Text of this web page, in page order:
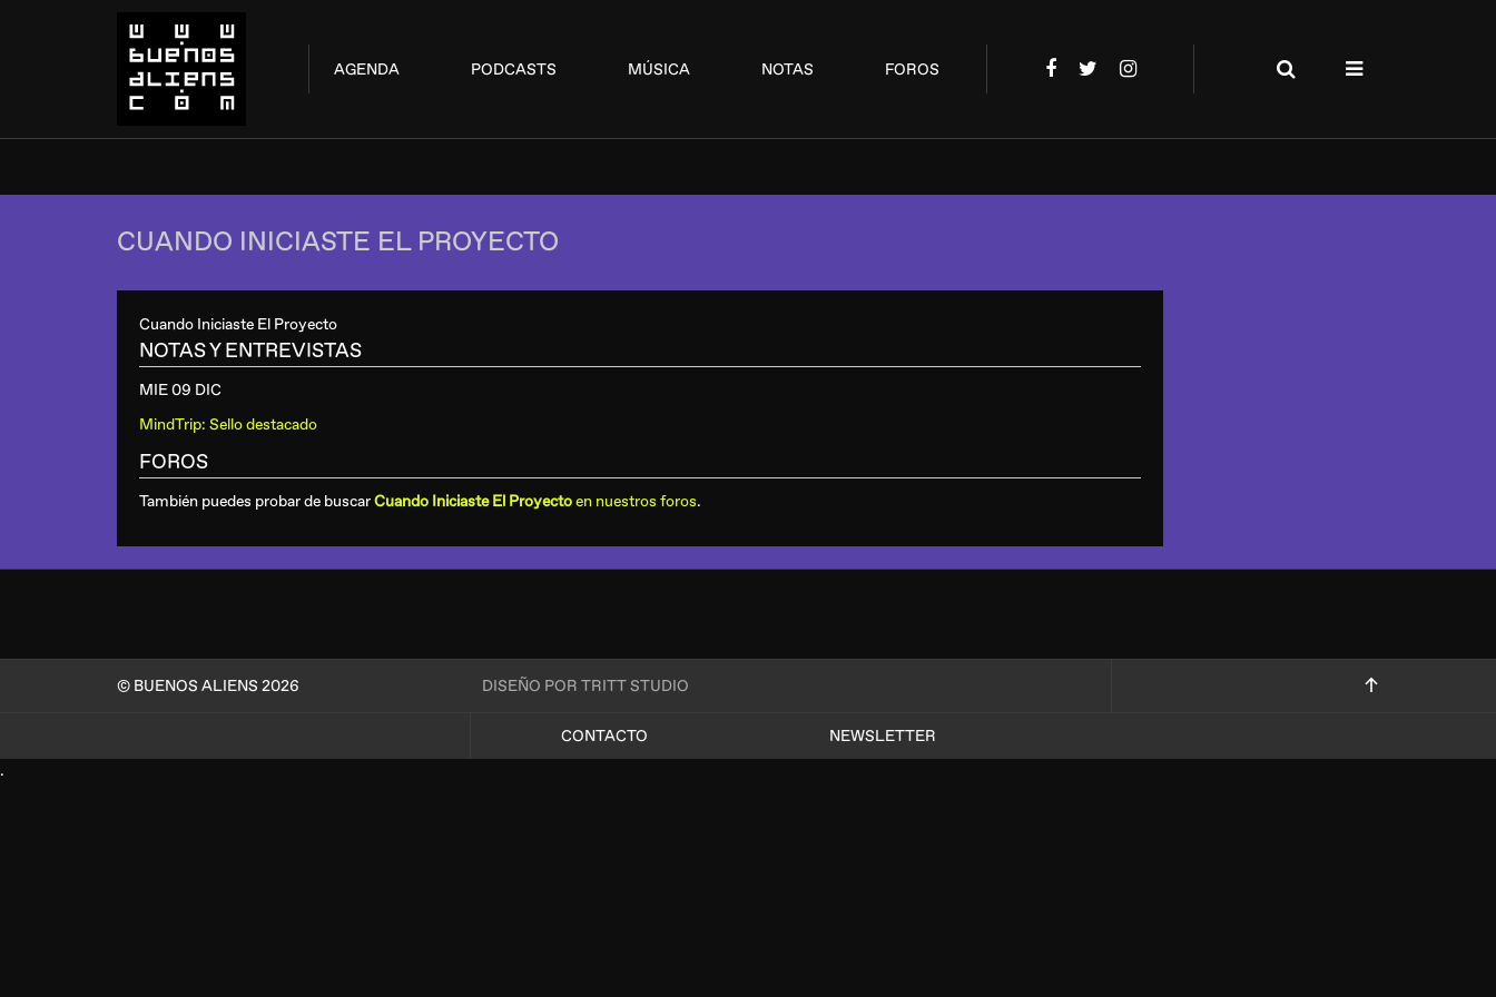
AGENDA PODCASTS MÚSICA NOTAS FOROS
CUANDO INICIASTE EL PROYECTO
Cuando Iniciaste El Proyecto
NOTAS Y ENTREVISTAS
MIE 09 DIC
MindTrip: Sello destacado
FOROS
También puedes probar de buscarCuando Iniciaste El Proyectoen nuestros foros.
© BUENOS ALIENS 2026 DISEÑO POR TRITT STUDIO
CONTACTO
NEWSLETTER
.